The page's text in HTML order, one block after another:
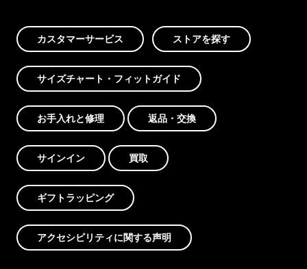
カスタマーサービス ストアを探す
サイズチャート・フィットガイド
お手入れと修理 返品・交換
サインイン 買取
ギフトラッピング
アクセシビリティに関する声明